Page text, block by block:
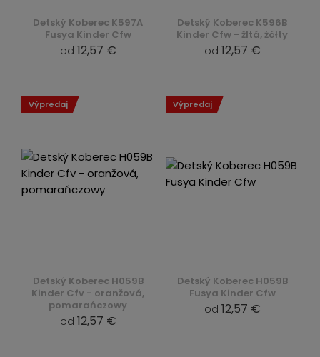
Detský Koberec K597A
Fusya Kinder Cfw
od 12,57 €
Detský Koberec K596B
Kinder Cfw - žltá, żółty
od 12,57 €
Detský Koberec H059B
Kinder Cfv - oranžová,
pomarańczowy
od 12,57 €
Výpredaj
Detský Koberec H059B
Fusya Kinder Cfw
od 12,57 €
Výpredaj